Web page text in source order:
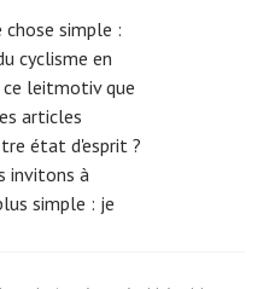
simple :
cyclisme en
ce leitmotiv que
articles
état d'esprit ?
invitons à
simple : je